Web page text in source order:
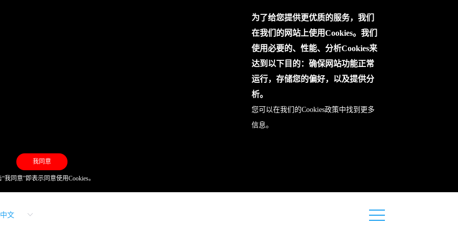
为了给您提供更优质的服务，我们
在我们的网站上使用Cookies。我们
使用必要的、性能、分析Cookies来
达到以下目的：确保网站功能正常
运行，存储您的偏好，以及提供分
析。
您可以在我们的Cookies政策中找到更多
信息。
我同意
我同意”即表示同意使用Cookies。